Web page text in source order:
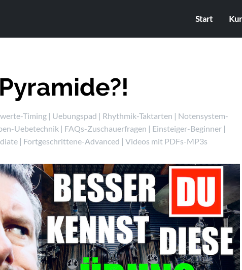
Start
Timing | Uebungspad | Rhythmik-Taktarten | Notensystem-
Uebetechnik | FAQs-Zuschauerfragen | Einsteiger-Beginner |
| Fortgeschrittene-Advanced | Videos mit PDFs-MP3s